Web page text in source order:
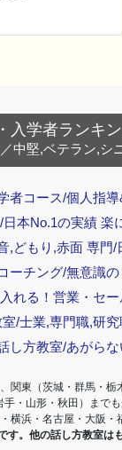
入学者ランキ
／中堅,ベテラン,シ
者コース/個人指
本No.1の実績 楽
,どもり,赤面 専門/
ーチング/無意識
れる！営業・セ
/士業,専門職,研
し方教室/あがら
関東（茨城・群馬・
・山形・秋田）まで
横浜・名古屋・大阪
。他の話し方教室は